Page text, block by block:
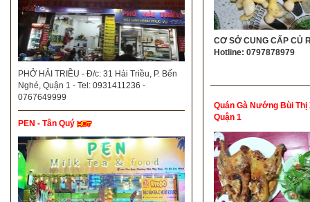
PHỞ HẢI TRIỀU - Đ/c: 31 Hải Triều, P. Bến
Nghé, Quận 1 - Tel: 0931411236 -
0767649999
PEN - Tân Quý
CƠ SỞ CUNG CẤP CỦ
Hotline: 0797878979
Quán Gà Nướng Bùi Thị
Quận 1